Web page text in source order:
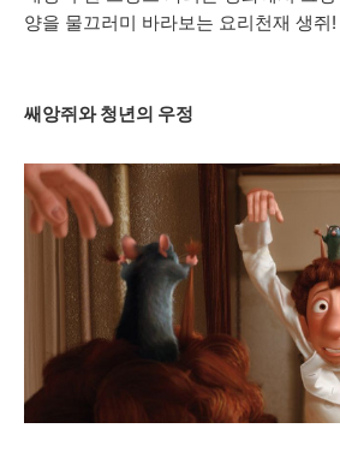
양을 물끄러미 바라보는 요리천재 생쥐!
쌔앙쥐와 청년의 우정